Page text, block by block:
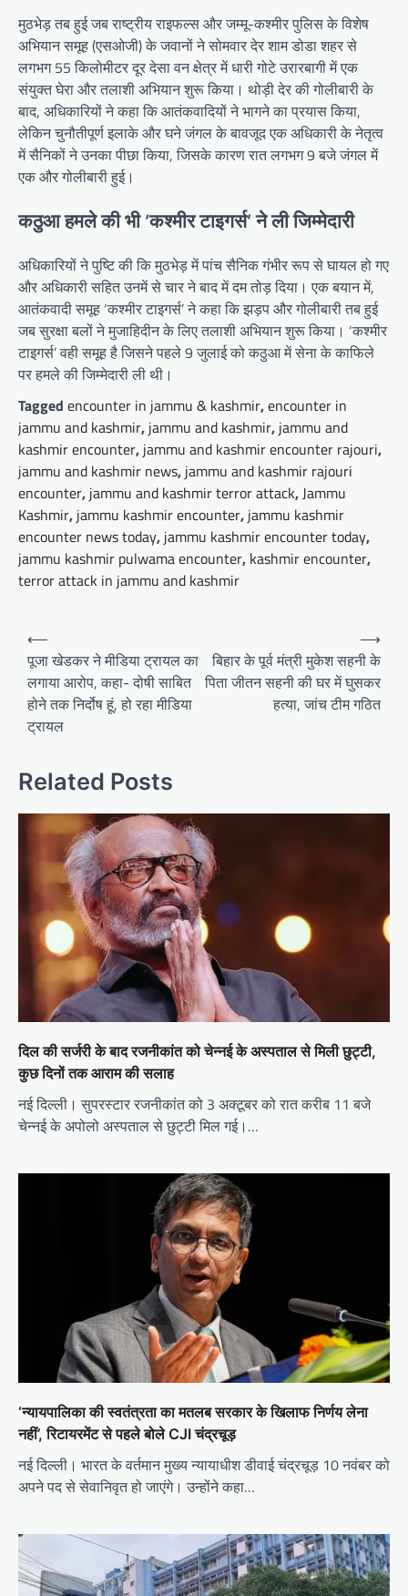
मुठभेड़ तब हुई जब राष्ट्रीय राइफल्स और जम्मू-कश्मीर पुलिस के विशेष
अभियान समूह (एसओजी) के जवानों ने सोमवार देर शाम डोडा शहर से
लगभग 55 किलोमीटर दूर देसा वन क्षेत्र में धारी गोटे उरारबागी में एक
संयुक्त घेरा और तलाशी अभियान शुरू किया। थोड़ी देर की गोलीबारी के
बाद, अधिकारियों ने कहा कि आतंकवादियों ने भागने का प्रयास किया,
लेकिन चुनौतीपूर्ण इलाके और घने जंगल के बावजूद एक अधिकारी के नेतृत्व
में सैनिकों ने उनका पीछा किया, जिसके कारण रात लगभग 9 बजे जंगल में
एक और गोलीबारी हुई।
कठुआ हमले की भी ‘कश्मीर टाइगर्स’ ने ली जिम्मेदारी
अधिकारियों ने पुष्टि की कि मुठभेड़ में पांच सैनिक गंभीर रूप से घायल हो गए
और अधिकारी सहित उनमें से चार ने बाद में दम तोड़ दिया। एक बयान में,
आतंकवादी समूह ‘कश्मीर टाइगर्स’ ने कहा कि झड़प और गोलीबारी तब हुई
जब सुरक्षा बलों ने मुजाहिदीन के लिए तलाशी अभियान शुरू किया। ‘कश्मीर
टाइगर्स’ वही समूह है जिसने पहले 9 जुलाई को कठुआ में सेना के काफिले
पर हमले की जिम्मेदारी ली थी।
Tagged encounter in jammu & kashmir,encounter in
jammu and kashmir, jammu and kashmir, jammu and
kashmir encounter, jammu and kashmir encounter rajouri,
jammu and kashmir news, jammu and kashmir rajouri
encounter, jammu and kashmir terror attack, Jammu
Kashmir, jammu kashmir encounter, jammu kashmir
encounter news today, jammu kashmir encounter today,
jammu kashmir pulwama encounter, kashmir encounter,
terror attack in jammu and kashmir
Post
navigation
⟵
पूजा खेडकर ने मीडिया ट्रायल का
लगाया आरोप, कहा- दोषी साबित
होने तक निर्दोष हूं, हो रहा मीडिया
ट्रायल
बिहार के पूर्व मंत्री मुकेश सहनी के
पिता जीतन सहनी की घर में घुसकर
हत्या, जांच टीम गठित
⟶
Related Posts
दिल की सर्जरी के बाद रजनीकांत को चेन्नई के अस्पताल से मिली छुट्टी,
कुछ दिनों तक आराम की सलाह
नई दिल्ली। सुपरस्टार रजनीकांत को 3 अक्टूबर को रात करीब 11 बजे
चेन्नई के अपोलो अस्पताल से छुट्टी मिल गई।…
‘न्यायपालिका की स्वतंत्रता का मतलब सरकार के खिलाफ निर्णय लेना
नहीं’, रिटायरमेंट से पहले बोले CJI चंद्रचूड़
नई दिल्ली। भारत के वर्तमान मुख्य न्यायाधीश डीवाई चंद्रचूड़ 10 नवंबर को
अपने पद से सेवानिवृत हो जाएंगे। उन्होंने कहा…